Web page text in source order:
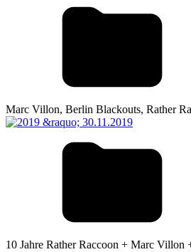
Marc Villon, Berlin Blackouts, Rather
10 Jahre Rather Raccoon + Marc